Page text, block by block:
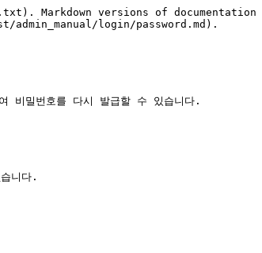
versions of documentation
login/password.md).
비밀번호를 다시 발급할 수 있습니다.
니다.